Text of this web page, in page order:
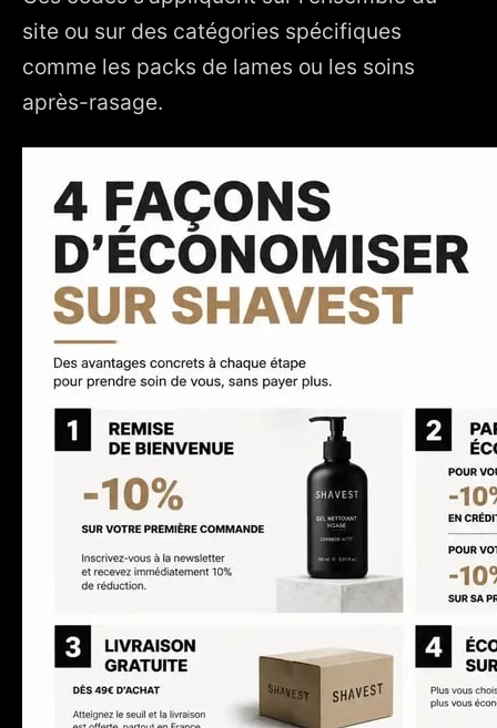
site ou sur des catégories spécifiques
comme les packs de lames ou les soins
après-rasage.